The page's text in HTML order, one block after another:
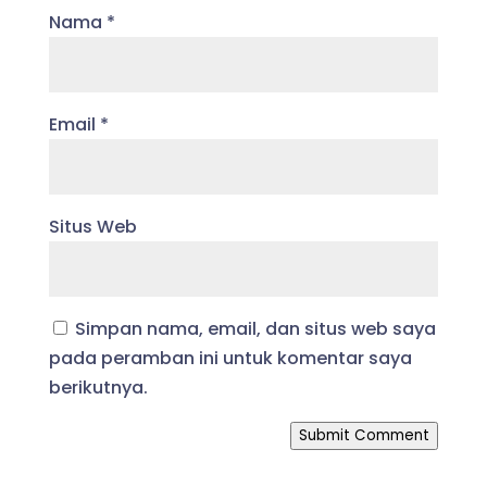
Nama *
Email *
Situs Web
Simpan nama, email, dan situs web saya
pada peramban ini untuk komentar saya
berikutnya.
Submit Comment